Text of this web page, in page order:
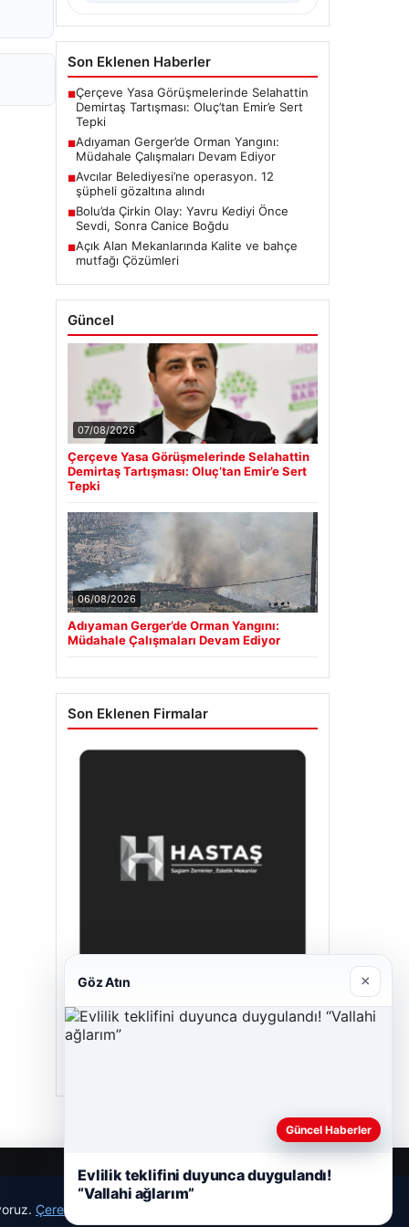
Son Eklenen Haberler
■Çerçeve Yasa Görüşmelerinde Selahattin
Demirtaş Tartışması: Oluç’tan Emir’e Sert
Tepki
■Adıyaman Gerger’de Orman Yangını:
Müdahale Çalışmaları Devam Ediyor
■Avcılar Belediyesi’ne operasyon. 12
şüpheli gözaltına alındı
■Bolu’da Çirkin Olay: Yavru Kediyi Önce
Sevdi, Sonra Canice Boğdu
■Açık Alan Mekanlarında Kalite ve bahçe
mutfağı Çözümleri
Güncel
07/08/2026
Çerçeve Yasa Görüşmelerinde Selahattin
Demirtaş Tartışması: Oluç’tan Emir’e Sert
Tepki
06/08/2026
Adıyaman Gerger’de Orman Yangını:
Müdahale Çalışmaları Devam Ediyor
Son Eklenen Firmalar
Hastaş Beton
26/05/2026
Çerez Politikamız
Göz Atın ×
Güncel Haberler
Evlilik teklifini duyunca duygulandı!
“Vallahi ağlarım”